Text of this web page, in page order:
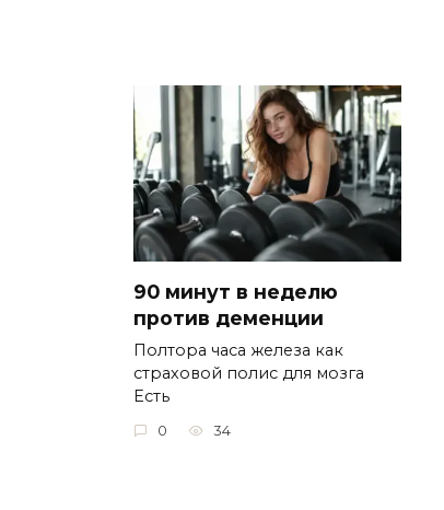
90 минут в неделю
против деменции
Полтора часа железа как
страховой полис для мозга
Есть
0 34